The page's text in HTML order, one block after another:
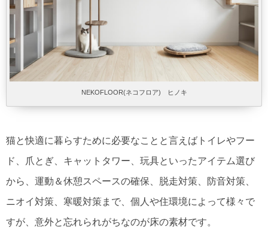
NEKOFLOOR(ネコフロア) ヒノキ
猫と快適に暮らすために必要なことと言えばトイレやフー
ド、爪とぎ、キャットタワー、玩具といったアイテム選び
から、運動＆休憩スペースの確保、脱走対策、防音対策、
ニオイ対策、寒暖対策まで、個人や住環境によって様々で
すが、意外と忘れられがちなのが床の素材です。